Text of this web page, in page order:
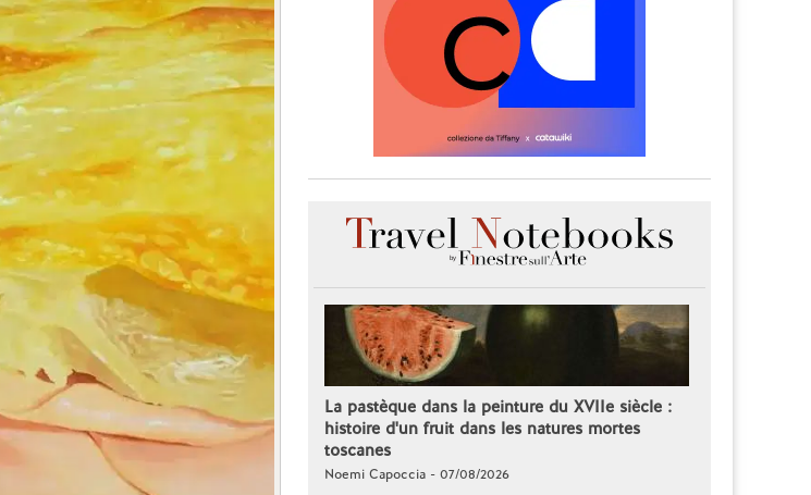
La pastèque dans la peinture du XVIIe siècle :
histoire d'un fruit dans les natures mortes
toscanes
Noemi Capoccia - 07/08/2026